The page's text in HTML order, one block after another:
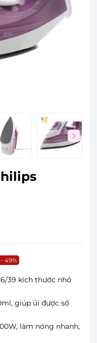
- 49%
39 kích thước nhỏ
giúp ủi được số
làm nóng nhanh,